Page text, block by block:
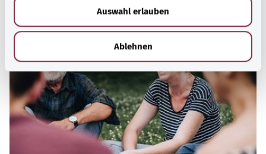
Auswahl erlauben
Ablehnen